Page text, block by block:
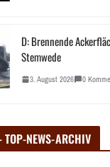
D: Brennende
Stemwede
3. August 2026 0
TOP-NEWS-ARCHIV